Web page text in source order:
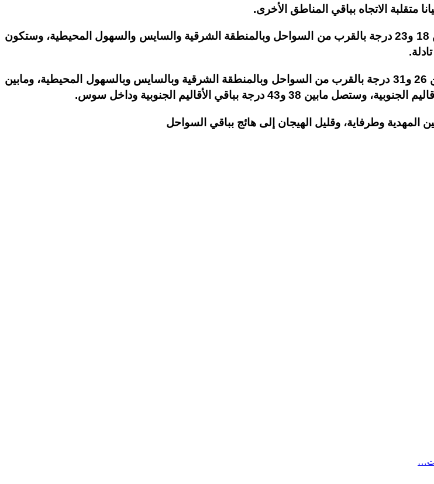
متقلبة الاتجاه بباقي المناطق الأخرى.
وستتراوح درجات الحرارة الدنيا مابين 13 و18 درجة بمرتفعات الأطلس، ومابين 18 و23 درجة بالقرب من السواحل وبالمنطقة الشرقية والسايس والسهول المحيطية، وستكون
وستتأرجح درجات الحرارة العليا مابين 20 و25 درجة بمرتفعات الأطلس، ومابين 26 و31 درجة بالقرب من السواحل وبالمنطقة الشرقية وبالسايس وبالسهول المحيطية، ومابين
المهدية وطرفاية، وقليل الهيجان إلى هائج بباقي السواحل